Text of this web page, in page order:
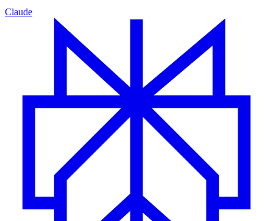
Claude